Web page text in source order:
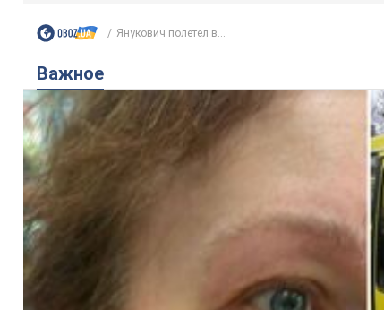
Янукович полетел в...
Важное